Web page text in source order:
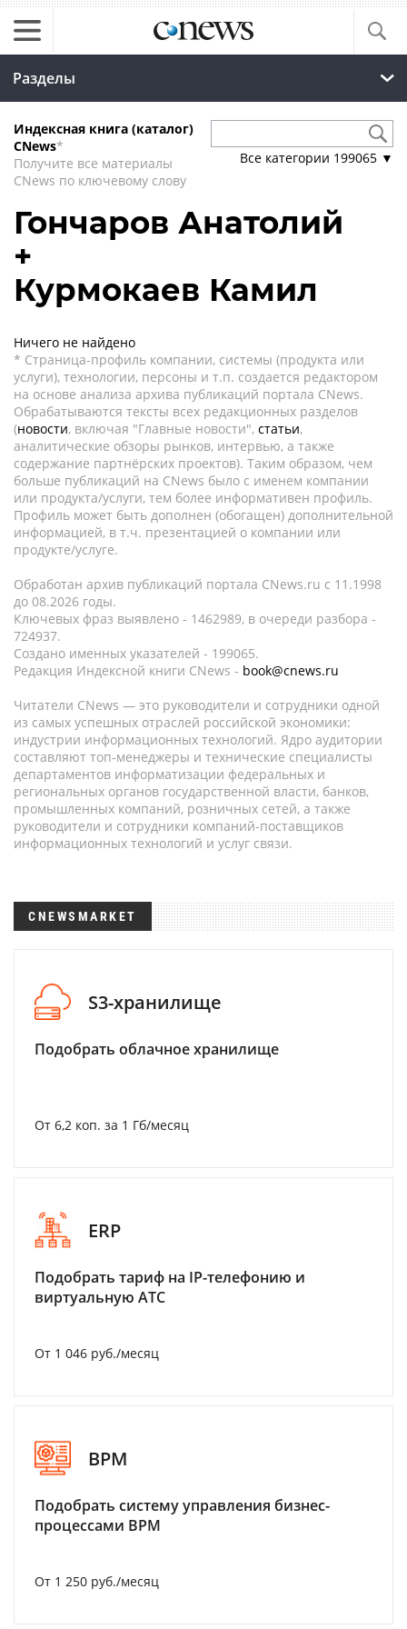
Разделы
Индексная книга (каталог)
CNews*
Получите все материалы
CNews по ключевому слову
Все категории 199065 ▼
Гончаров Анатолий
+
Курмокаев Камил
Ничего не найдено
* Страница-профиль компании, системы (продукта или
услуги), технологии, персоны и т.п. создается редактором
на основе анализа архива публикаций портала CNews.
Обрабатываются тексты всех редакционных разделов
(новости, включая "Главные новости", статьи,
аналитические обзоры рынков, интервью, а также
содержание партнёрских проектов). Таким образом, чем
больше публикаций на CNews было с именем компании
или продукта/услуги, тем более информативен профиль.
Профиль может быть дополнен (обогащен) дополнительной
информацией, в т.ч. презентацией о компании или
продукте/услуге.
Обработан архив публикаций портала CNews.ru c 11.1998
до 08.2026 годы.
Ключевых фраз выявлено - 1462989, в очереди разбора -
724937.
Создано именных указателей - 199065.
Редакция Индексной книги CNews - book@cnews.ru
Читатели CNews — это руководители и сотрудники одной
из самых успешных отраслей российской экономики:
индустрии информационных технологий. Ядро аудитории
составляют топ-менеджеры и технические специалисты
департаментов информатизации федеральных и
региональных органов государственной власти, банков,
промышленных компаний, розничных сетей, а также
руководители и сотрудники компаний-поставщиков
информационных технологий и услуг связи.
CNEWSMARKET
S3-хранилище
Подобрать облачное хранилище
От 6,2 коп. за 1 Гб/месяц
ERP
Подобрать тариф на IP-телефонию и
виртуальную АТС
От 1 046 руб./месяц
BPM
Подобрать систему управления бизнес-
процессами BPM
От 1 250 руб./месяц